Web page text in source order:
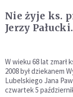
Nie żyje ks.
Jerzy
W wieku 68 lat zmarł
2008 był dziekanem
Lubelskiego Jana
czwartek 5